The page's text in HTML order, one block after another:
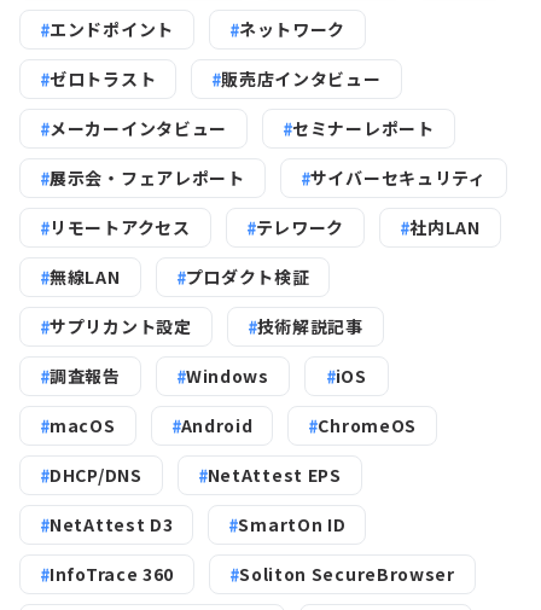
エンドポイント ネットワーク
ゼロトラスト 販売店インタビュー
メーカーインタビュー セミナーレポート
展示会・フェアレポート サイバーセキュリティ
リモートアクセス テレワーク 社内LAN
無線LAN プロダクト検証
サプリカント設定 技術解説記事
調査報告 Windows iOS
macOS Android ChromeOS
DHCP/DNS NetAttest EPS
NetAttest D3 SmartOn ID
InfoTrace 360 Soliton SecureBrowser